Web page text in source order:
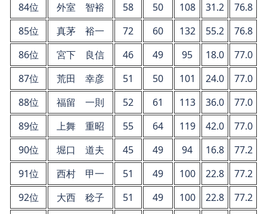
84位
外室 智裕 58 50 108 31.2
76.8
85位
真茅 裕一 72 60 132 55.2
76.8
86位
宮下 良信 46 49 95 18.0
77.0
87位
荒田 幸彦 51 50 101 24.0
77.0
88位
福留 一則 52 61 113 36.0
77.0
89位
上舞 重昭 55 64 119 42.0
77.0
90位
堀口 道夫 45 49 94 16.8
77.2
91位
西村 甲一 51 49 100 22.8
77.2
92位
大西 稔子 51 49 100 22.8
77.2